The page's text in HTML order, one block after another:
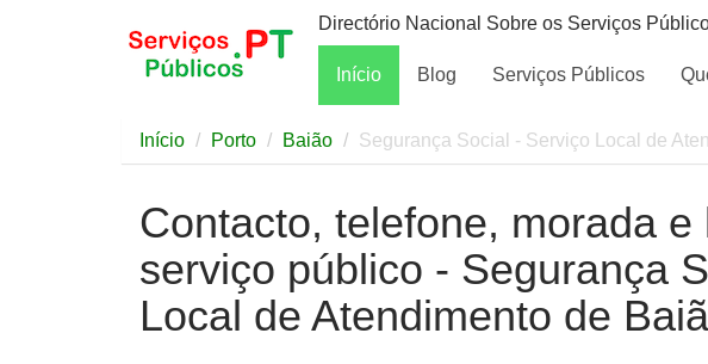
Directório Nacional Sobre os Serviços
Início Blog Serviços Públicos
Início Porto Baião Segurança Social - Serviço Local de
Contacto, telefone, morada e
serviço público - Segurança
Local de Atendimento de